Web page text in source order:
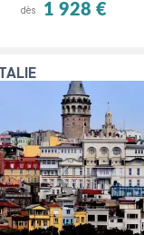
dès 1 928 €